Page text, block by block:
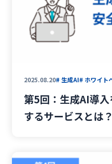
2025.08.20# 生成AI# ホワイト
第5回：生成AI導
するサービスとは？